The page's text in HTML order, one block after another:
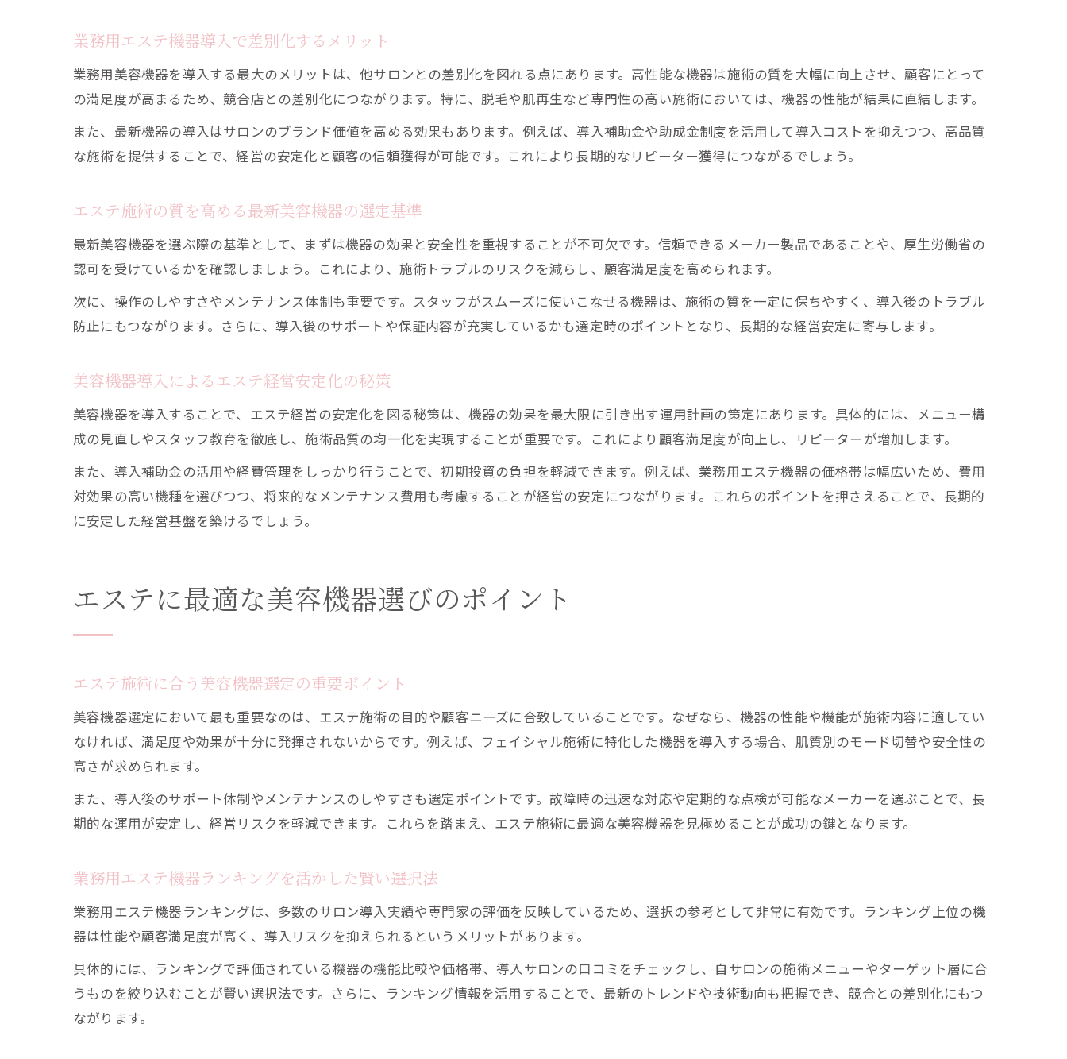
エステ経営における美容機器投資の展望
美容機器導入によるエステ経営投資の展開予測
業務用エステ機器の投資価値と回収のポイント
エステ機器投資で安定経営を目指す判断基準
エステ業界動向からみる機器投資の最前線
失敗しない美容機器導入の選び方ガイド
エステ経営で失敗しない機器導入の重要ポイント
業務用エステ機器選びで避けたい落とし穴とは
導入前に確認したい美容機器の信頼性とサポート
業務用エステ機器導入で差別化するメリット
業務用美容機器を導入する最大のメリットは、他サロンとの差別化を図れる点にあります。高性能な機器は施術の質を大幅に向上させ、顧客にとって
の満足度が高まるため、競合店との差別化につながります。特に、脱毛や肌再生など専門性の高い施術においては、機器の性能が結果に直結します。
また、最新機器の導入はサロンのブランド価値を高める効果もあります。例えば、導入補助金や助成金制度を活用して導入コストを抑えつつ、高品質
な施術を提供することで、経営の安定化と顧客の信頼獲得が可能です。これにより長期的なリピーター獲得につながるでしょう。
エステ施術の質を高める最新美容機器の選定基準
最新美容機器を選ぶ際の基準として、まずは機器の効果と安全性を重視することが不可欠です。信頼できるメーカー製品であることや、厚生労働省の
認可を受けているかを確認しましょう。これにより、施術トラブルのリスクを減らし、顧客満足度を高められます。
次に、操作のしやすさやメンテナンス体制も重要です。スタッフがスムーズに使いこなせる機器は、施術の質を一定に保ちやすく、導入後のトラブル
防止にもつながります。さらに、導入後のサポートや保証内容が充実しているかも選定時のポイントとなり、長期的な経営安定に寄与します。
美容機器導入によるエステ経営安定化の秘策
美容機器を導入することで、エステ経営の安定化を図る秘策は、機器の効果を最大限に引き出す運用計画の策定にあります。具体的には、メニュー構
成の見直しやスタッフ教育を徹底し、施術品質の均一化を実現することが重要です。これにより顧客満足度が向上し、リピーターが増加します。
また、導入補助金の活用や経費管理をしっかり行うことで、初期投資の負担を軽減できます。例えば、業務用エステ機器の価格帯は幅広いため、費用
対効果の高い機種を選びつつ、将来的なメンテナンス費用も考慮することが経営の安定につながります。これらのポイントを押さえることで、長期的
に安定した経営基盤を築けるでしょう。
エステに最適な美容機器選びのポイント
エステ施術に合う美容機器選定の重要ポイント
美容機器選定において最も重要なのは、エステ施術の目的や顧客ニーズに合致していることです。なぜなら、機器の性能や機能が施術内容に適してい
なければ、満足度や効果が十分に発揮されないからです。例えば、フェイシャル施術に特化した機器を導入する場合、肌質別のモード切替や安全性の
高さが求められます。
また、導入後のサポート体制やメンテナンスのしやすさも選定ポイントです。故障時の迅速な対応や定期的な点検が可能なメーカーを選ぶことで、長
期的な運用が安定し、経営リスクを軽減できます。これらを踏まえ、エステ施術に最適な美容機器を見極めることが成功の鍵となります。
業務用エステ機器ランキングを活かした賢い選択法
業務用エステ機器ランキングは、多数のサロン導入実績や専門家の評価を反映しているため、選択の参考として非常に有効です。ランキング上位の機
器は性能や顧客満足度が高く、導入リスクを抑えられるというメリットがあります。
具体的には、ランキングで評価されている機器の機能比較や価格帯、導入サロンの口コミをチェックし、自サロンの施術メニューやターゲット層に合
うものを絞り込むことが賢い選択法です。さらに、ランキング情報を活用することで、最新のトレンドや技術動向も把握でき、競合との差別化にもつ
ながります。